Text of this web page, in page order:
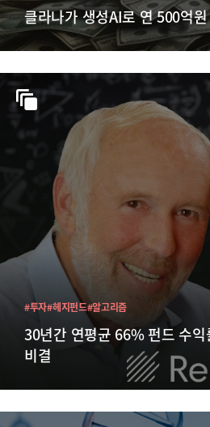
클라나가 생성AI로 연 500억
30년간 연평균 66% 펀드 수
비결
#투자#헤지펀드#알고리즘